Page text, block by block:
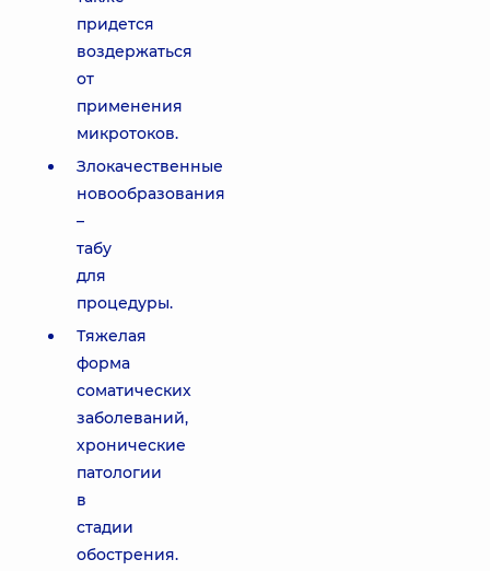
придется
воздержаться
от
применения
микротоков.
Злокачественные
новообразования
–
табу
для
процедуры.
Тяжелая
форма
соматических
заболеваний,
хронические
патологии
в
стадии
обострения.